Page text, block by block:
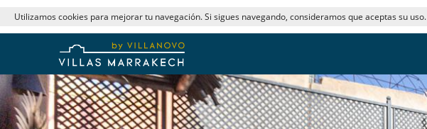
Utilizamos cookies para mejorar tu navegación. Si sigues navegando, consideramos que aceptas su uso.